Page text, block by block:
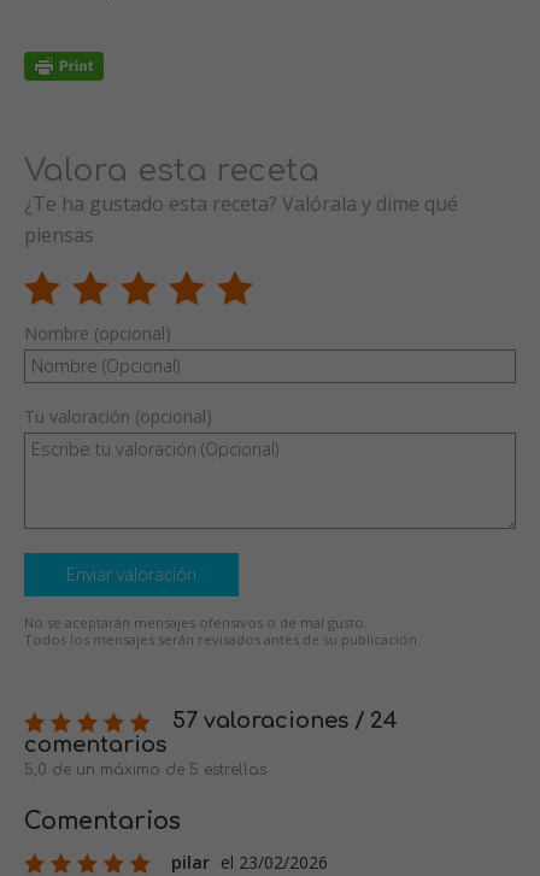
Valora esta receta
¿Te ha gustado esta receta? Valórala y dime qué
piensas
Nombre (opcional)
Tu valoración (opcional)
Enviar valoración
No se aceptarán mensajes ofensivos o de mal gusto.
Todos los mensajes serán revisados antes de su publicación.
57 valoraciones / 24
comentarios
5,0 de un máximo de 5 estrellas
Comentarios
pilar el 23/02/2026